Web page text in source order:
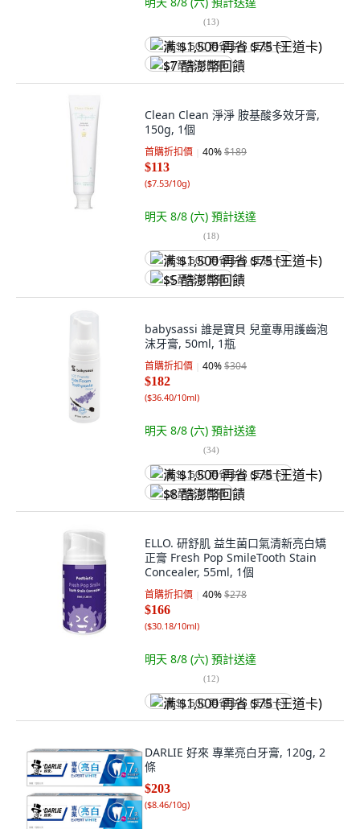
(13)
满 $1,500 再省 $75 (王道卡)
$7 酷澎幣回饋
Clean Clean 淨淨 胺基酸多效牙膏,
150g, 1個
首購折扣價 40%$189
$113
($7.53/10g)
明天 8/8 (六) 預計送達
(18)
满 $1,500 再省 $75 (王道卡)
$5 酷澎幣回饋
babysassi 誰是寶貝 兒童專用護齒泡
沫牙膏, 50ml, 1瓶
首購折扣價 40%$304
$182
($36.40/10ml)
明天 8/8 (六) 預計送達
(34)
满 $1,500 再省 $75 (王道卡)
$8 酷澎幣回饋
ELLO. 研舒肌 益生菌口氣清新亮白矯
正膏 Fresh Pop SmileTooth Stain
Concealer, 55ml, 1個
首購折扣價 40%$278
$166
($30.18/10ml)
明天 8/8 (六) 預計送達
(12)
满 $1,500 再省 $75 (王道卡)
DARLIE 好來 專業亮白牙膏, 120g, 2
條
$203
($8.46/10g)